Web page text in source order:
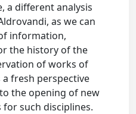
a different analysis
as we can
information,
the history of the
of works of
fresh perspective
the opening of new
such disciplines.